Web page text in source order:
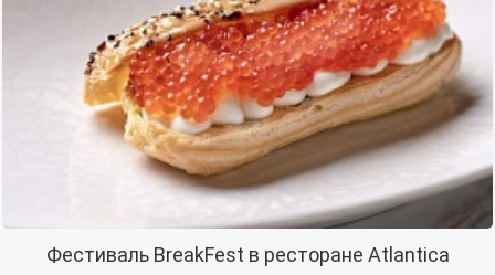
Фестиваль BreakFest в ресторане Atlantica